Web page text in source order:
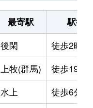
最寄駅
駅徒歩
後閑
徒歩2時間
上牧(群馬)
徒歩19分
水上
徒歩6分